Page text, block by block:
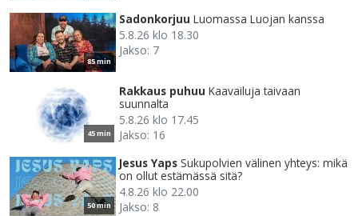
85 min
Sadonkorjuu Luomassa Luojan kanssa
5.8.26 klo 18.30
Jakso: 7
45 min
Rakkaus puhuu Kaavailuja taivaan
suunnalta
5.8.26 klo 17.45
Jakso: 16
50 min
Jesus Yaps Sukupolvien välinen yhteys: mikä
on ollut estämässä sitä?
4.8.26 klo 22.00
Jakso: 8